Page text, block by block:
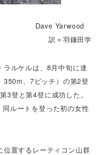
Dave Yarwood
訳＝羽鎌田学
ラルケルは、8月中旬に達
、7ピッチ）の第2登
登と第4登に成功した。
ルートを登った初の女性
位置するレーティコン山群